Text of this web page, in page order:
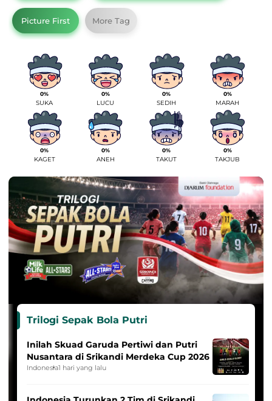
Picture First More Tag
0%
SUKA
0%
LUCU
0%
SEDIH
0%
MARAH
0%
KAGET
0%
ANEH
0%
TAKUT
0%
TAKJUB
Trilogi Sepak Bola Putri
Inilah Skuad Garuda Pertiwi dan Putri
Nusantara di Srikandi Merdeka Cup 2026
Indonesia1 hari yang lalu